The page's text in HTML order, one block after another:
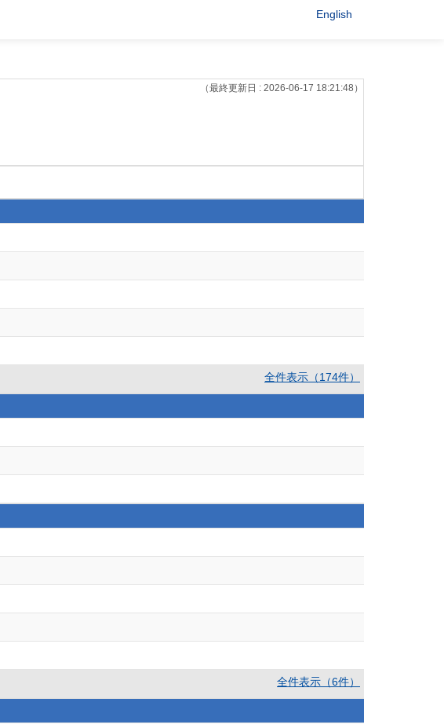
English
（最終更新日 : 2026-06-17 18:21:48）
全件表示（174件）
全件表示（6件）